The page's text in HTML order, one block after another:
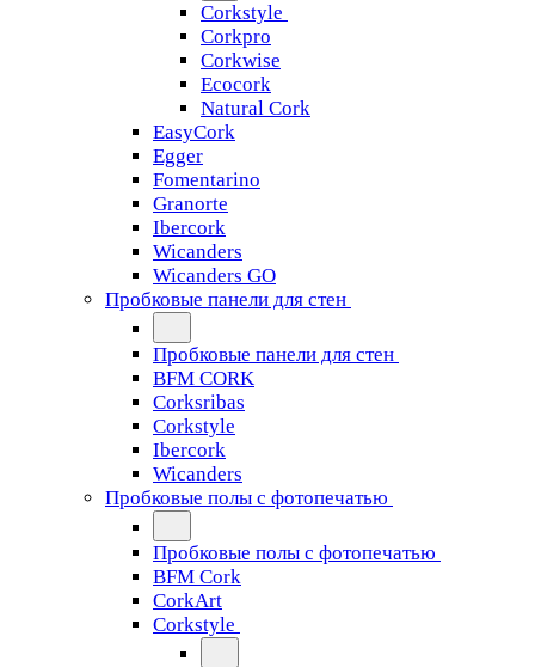
Corkstyle
Corkpro
Corkwise
Ecocork
Natural Cork
EasyCork
Egger
Fomentarino
Granorte
Ibercork
Wicanders
Wicanders GO
Пробковые панели для стен
Пробковые панели для стен
BFM CORK
Corksribas
Corkstyle
Ibercork
Wicanders
Пробковые полы с фотопечатью
Пробковые полы с фотопечатью
BFM Cork
CorkArt
Corkstyle